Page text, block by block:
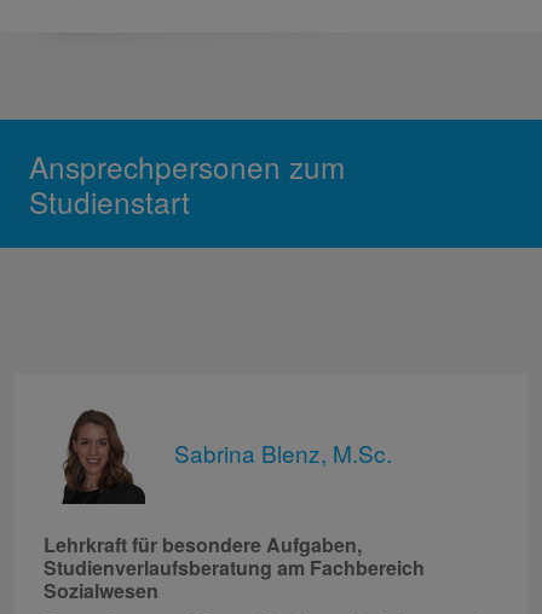
Ansprechpersonen zum
Studienstart
Sabrina Blenz, M.Sc.
Lehrkraft für besondere Aufgaben,
Studienverlaufsberatung am Fachbereich
Sozialwesen